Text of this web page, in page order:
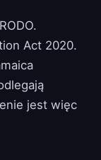
Act 2020.
jest więc